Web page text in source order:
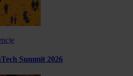
Summit 2026